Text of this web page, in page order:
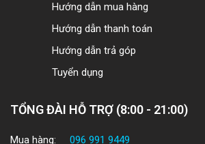
Hướng dẫn mua hàng
Hướng dẫn thanh toán
Hướng dẫn trả góp
Tuyển dụng
TỔNG ĐÀI HỖ TRỢ (8:00 - 21:00)
Mua hàng: 096 991 9449